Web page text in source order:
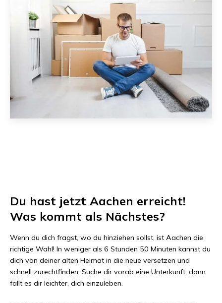
Du hast jetzt Aachen erreicht!
Was kommt als Nächstes?
Wenn du dich fragst, wo du hinziehen sollst, ist Aachen die
richtige Wahl! In weniger als 6 Stunden 50 Minuten kannst du
dich von deiner alten Heimat in die neue versetzen und
schnell zurechtfinden. Suche dir vorab eine Unterkunft, dann
fällt es dir leichter, dich einzuleben.